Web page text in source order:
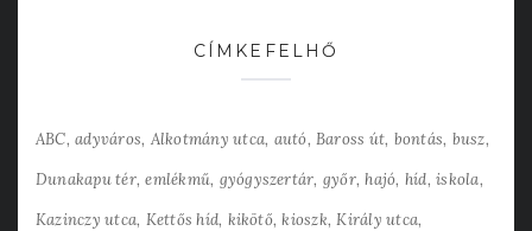
CÍMKEFELHŐ
ABC adyváros Alkotmány utca autó Baross út bontás busz
Dunakapu tér emlékmű gyógyszertár győr hajó híd iskola
Kazinczy utca Kettős híd kikötő kioszk Király utca